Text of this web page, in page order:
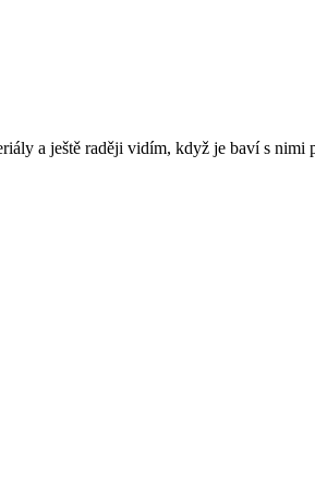
a ještě raději vidím, když je baví s nimi